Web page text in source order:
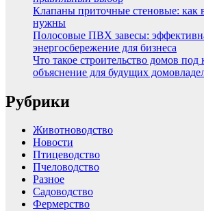
Клапаны приточные стеновые: как
нужны
Полосовые ПВХ завесы:
энергосбережение для бизнеса
Что такое строительство домов
объяснение для будущих
Рубрики
Животноводство
Новости
Птицеводство
Пчеловодство
Разное
Садоводство
Фермерство